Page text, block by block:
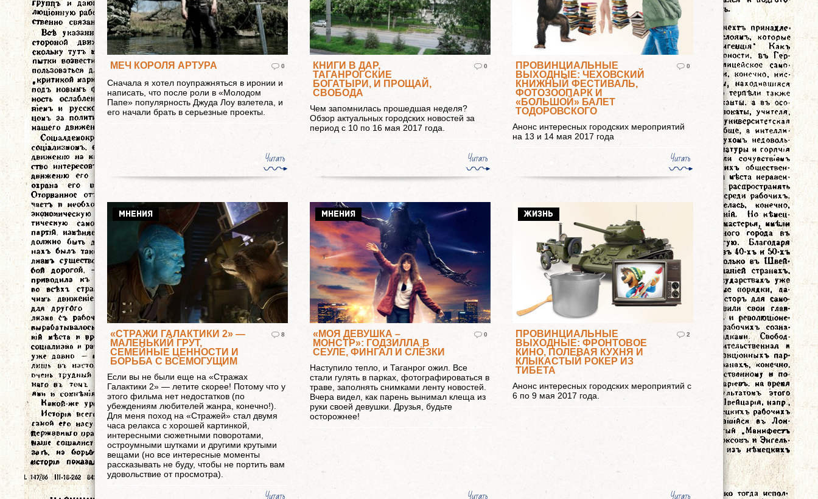
МЕЧ КОРОЛЯ АРТУРА 0
Сначала я хотел поупражняться в иронии и
написать, что после роли в «Молодом
Папе» популярность Джуда Лоу взлетела, и
его начали брать в серьезные проекты.
Читать
КНИГИ В ДАР,
ТАГАНРОГСКИЕ
БОГАТЫРИ, И ПРОЩАЙ,
СВОБОДА
0
Чем запомнилась прошедшая неделя?
Обзор актуальных городских новостей за
период с 10 по 16 мая 2017 года.
Читать
ПРОВИНЦИАЛЬНЫЕ
ВЫХОДНЫЕ: ЧЕХОВСКИЙ
КНИЖНЫЙ ФЕСТИВАЛЬ,
ФОТОЗООПАРК И
«БОЛЬШОЙ» БАЛЕТ
ТОДОРОВСКОГО
0
Анонс интересных городских мероприятий
на 13 и 14 мая 2017 года
Читать
МНЕНИЯ
«СТРАЖИ ГАЛАКТИКИ 2» —
МАЛЕНЬКИЙ ГРУТ,
СЕМЕЙНЫЕ ЦЕННОСТИ И
БОРЬБА С ВСЕМОГУЩИМ
8
Если вы не были еще на «Стражах
Галактики 2» — летите скорее! Потому что у
этого фильма нет недостатков (по
убеждениям любителей жанра, конечно!).
Для меня поход на «Стражей» стал двумя
часа релакса с хорошей картинкой,
интересными сюжетными поворотами,
остроумными шутками и другими крутыми
вещами (но все интересные моменты
рассказывать не буду, чтобы не портить вам
удовольствие от просмотра).
МНЕНИЯ
«МОЯ ДЕВУШКА –
МОНСТР»: ГОДЗИЛЛА В
СЕУЛЕ, ФИНГАЛ И СЛЁЗКИ
0
Наступило тепло, и Таганрог ожил. Все
стали гулять в парках, фотографироваться в
траве, заполнять снимками ленту новостей.
Вчера видел, как парень вынимал клеща из
руки своей девушки. Друзья, будьте
осторожнее!
ЖИЗНЬ
ПРОВИНЦИАЛЬНЫЕ
ВЫХОДНЫЕ: ФРОНТОВОЕ
КИНО, ПОЛЕВАЯ КУХНЯ И
КЛЫКАСТЫЙ РОКЕР ИЗ
ТИБЕТА
2
Анонс интересных городских мероприятий с
6 по 9 мая 2017 года.